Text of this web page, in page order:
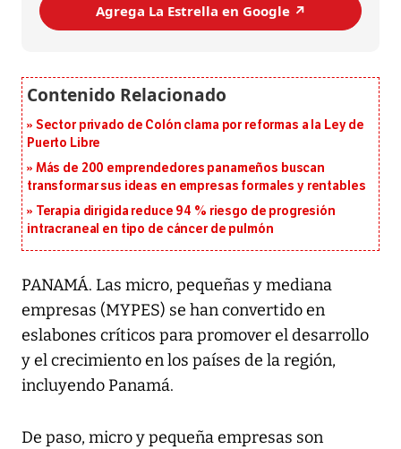
Agrega La Estrella en Google ↗️
Sector privado de Colón clama por reformas a la Ley de
Puerto Libre
Más de 200 emprendedores panameños buscan
transformar sus ideas en empresas formales y rentables
Terapia dirigida reduce 94 % riesgo de progresión
intracraneal en tipo de cáncer de pulmón
PANAMÁ. Las micro, pequeñas y mediana
empresas (MYPES) se han convertido en
eslabones críticos para promover el desarrollo
y el crecimiento en los países de la región,
incluyendo Panamá.
De paso, micro y pequeña empresas son